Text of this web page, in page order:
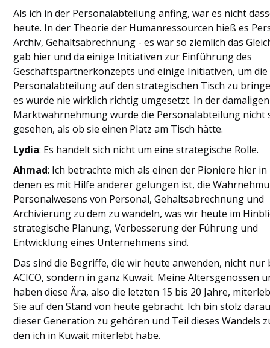
Als ich in der Personalabteilung anfing, war es nicht
heute. In der Theorie der Humanressourcen hieß es
Archiv, Gehaltsabrechnung - es war so ziemlich das
gab hier und da einige Initiativen zur Einführung des
Geschäftspartnerkonzepts und einige Initiativen, um die
Personalabteilung auf den strategischen Tisch zu
es wurde nie wirklich richtig umgesetzt. In der damaligen
Marktwahrnehmung wurde die Personalabteilung nicht
gesehen, als ob sie einen Platz am Tisch hätte.
Lydia: Es handelt sich nicht um eine strategische Rolle.
Ahmad: Ich betrachte mich als einen der Pioniere hier in
denen es mit Hilfe anderer gelungen ist, die
Personalwesens von Personal, Gehaltsabrechnung und
Archivierung zu dem zu wandeln, was wir heute im
strategische Planung, Verbesserung der Führung und
Entwicklung eines Unternehmens sind.
Das sind die Begriffe, die wir heute anwenden, nicht nur
ACICO, sondern in ganz Kuwait. Meine Altersgenossen
haben diese Ära, also die letzten 15 bis 20 Jahre,
Sie auf den Stand von heute gebracht. Ich bin stolz
dieser Generation zu gehören und Teil dieses Wandels
den ich in Kuwait miterlebt habe.